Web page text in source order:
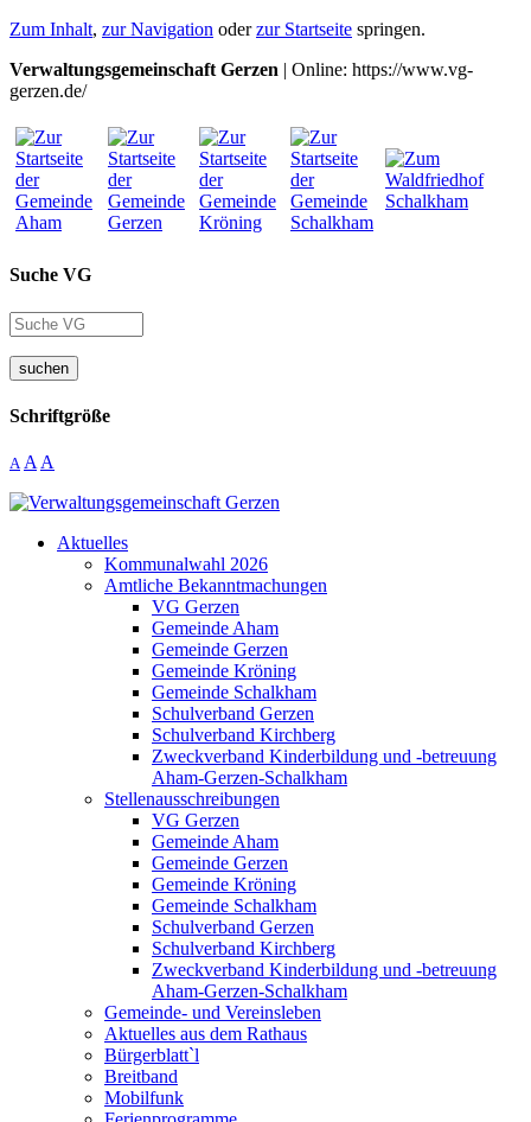
Zum Inhalt, zur Navigation oderzur Startseite springen.
Verwaltungsgemeinschaft Gerzen | Online: https://www.vg-
gerzen.de/
Suche VG
suchen
Schriftgröße
A A A
Aktuelles
Kommunalwahl 2026
Amtliche Bekanntmachungen
VG Gerzen
Gemeinde Aham
Gemeinde Gerzen
Gemeinde Kröning
Gemeinde Schalkham
Schulverband Gerzen
Schulverband Kirchberg
Zweckverband Kinderbildung und -betreuung
Aham-Gerzen-Schalkham
Stellenausschreibungen
VG Gerzen
Gemeinde Aham
Gemeinde Gerzen
Gemeinde Kröning
Gemeinde Schalkham
Schulverband Gerzen
Schulverband Kirchberg
Zweckverband Kinderbildung und -betreuung
Aham-Gerzen-Schalkham
Gemeinde- und Vereinsleben
Aktuelles aus dem Rathaus
Bürgerblatt`l
Breitband
Mobilfunk